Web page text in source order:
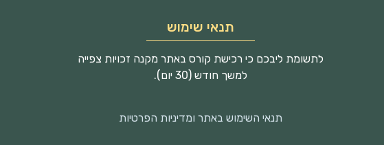
תנאי שימוש
לתשומת ליבכם כי רכישת קורס באתר מקנה זכויות צפייה
למשך חודש (30 יום).
תנאי השימוש באתר ומדיניות הפרטיות